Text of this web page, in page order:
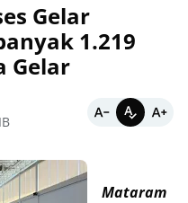
Gelar
1.219
Gelar
Mataram